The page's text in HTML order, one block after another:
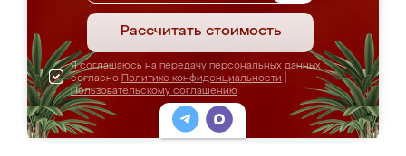
Рассчитать стоимость
Я соглашаюсь на передачу персональных данных
согласно Политике конфиденциальности
Пользовательскому соглашению